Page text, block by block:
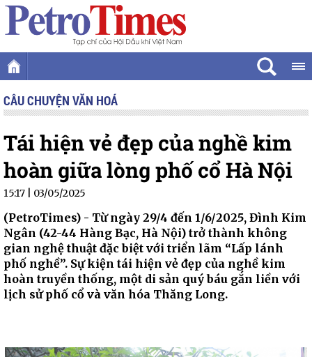
CÂU CHUYỆN VĂN HOÁ
Tái hiện vẻ đẹp của nghề kim
hoàn giữa lòng phố cổ Hà Nội
15:17 | 03/05/2025
(PetroTimes) - Từ ngày 29/4 đến 1/6/2025, Đình Kim
Ngân (42-44 Hàng Bạc, Hà Nội) trở thành không
gian nghệ thuật đặc biệt với triển lãm “Lấp lánh
phố nghề”. Sự kiện tái hiện vẻ đẹp của nghề kim
hoàn truyền thống, một di sản quý báu gắn liền với
lịch sử phố cổ và văn hóa Thăng Long.